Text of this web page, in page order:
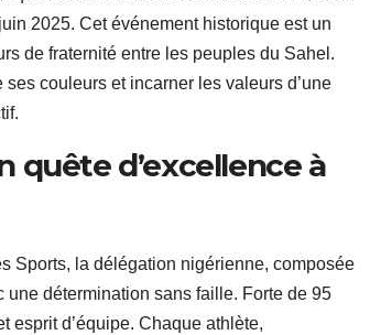
2025. Cet événement historique est un
de fraternité entre les peuples du Sahel.
couleurs et incarner les valeurs d’une
quête d’excellence à
Sports, la délégation nigérienne, composée
une détermination sans faille. Forte de 95
esprit d’équipe. Chaque athlète,